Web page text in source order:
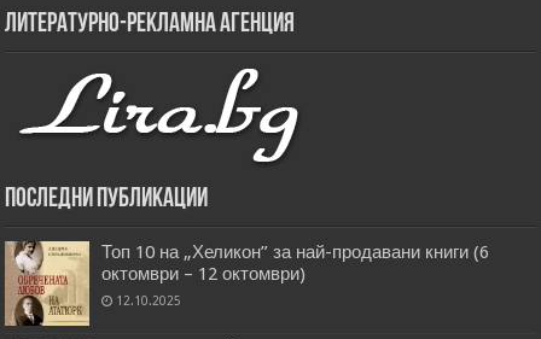
Литературно-рекламна агенция
Последни публикации
Топ 10 на „Хеликон” за най-продавани книги (6
октомври – 12 октомври)
12.10.2025